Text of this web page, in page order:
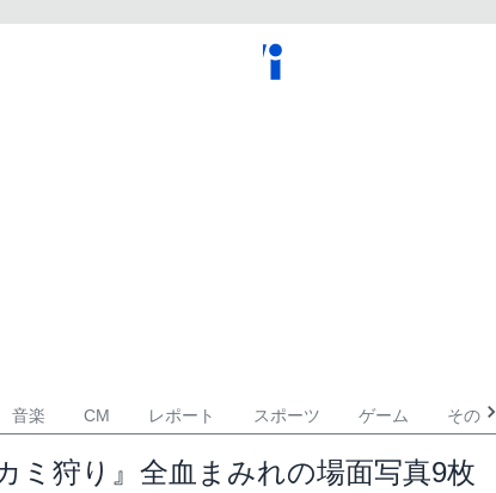
音楽 CM レポート スポーツ ゲーム その他
ミ狩り』全血まみれの場面写真9枚